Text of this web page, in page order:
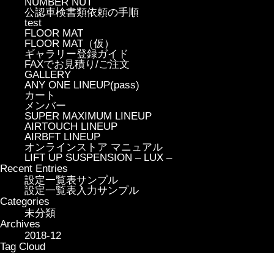
公認車検書類依頼の手順
test
FLOOR MAT
FLOOR MAT（仮）
ギャラリー登録ガイド
FAXでお見積り/ご注文
GALLERY
ANY ONE LINEUP(pass)
カート
メンバー
SUPER MAXIMUM LINEUP
AIRTOUCH LINEUP
AIRBFT LINEUP
オンラインストア マニュアル
LIFT UP SUSPENSION – LUX –
Recent Entries
設定一覧表サンプル
設定一覧表入力サンプル
Categories
未分類
Archives
2018-12
Tag Cloud